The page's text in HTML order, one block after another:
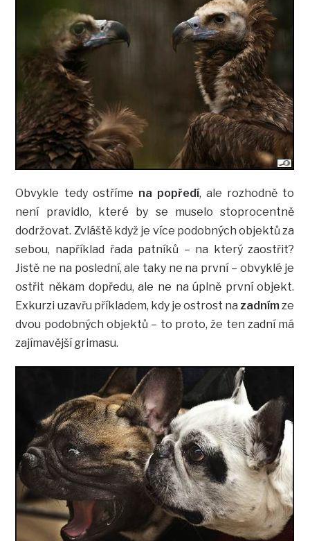
Obvykle tedy ostříme na popředí, ale rozhodně to
není pravidlo, které by se muselo stoprocentně
dodržovat. Zvláště když je více podobných objektů za
sebou, například řada patníků – na který zaostřit?
Jistě ne na poslední, ale taky ne na první – obvyklé je
ostřit někam dopředu, ale ne na úplně první objekt.
Exkurzi uzavřu příkladem, kdy je ostrost na zadnímze
dvou podobných objektů – to proto, že ten zadní má
zajímavější grimasu.